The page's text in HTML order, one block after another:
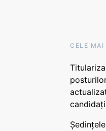
CELE MAI